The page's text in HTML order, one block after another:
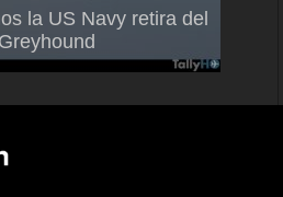
la US Navy retira del
Director General